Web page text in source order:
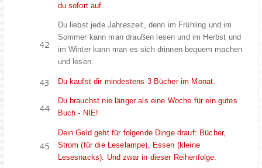
du sofort auf.
Du liebst jede Jahreszeit, denn im Frühling und im
Sommer kann man draußen lesen und im Herbst und
im Winter kann man es sich drinnen bequem machen
und lesen.
Du kaufst dir mindestens 3 Bücher im Monat.
Du brauchst nie länger als eine Woche für ein gutes
Buch - NIE!
Dein Geld geht für folgende Dinge drauf: Bücher,
Strom (für die Leselampe), Essen (kleine
Lesesnacks). Und zwar in dieser Reihenfolge.